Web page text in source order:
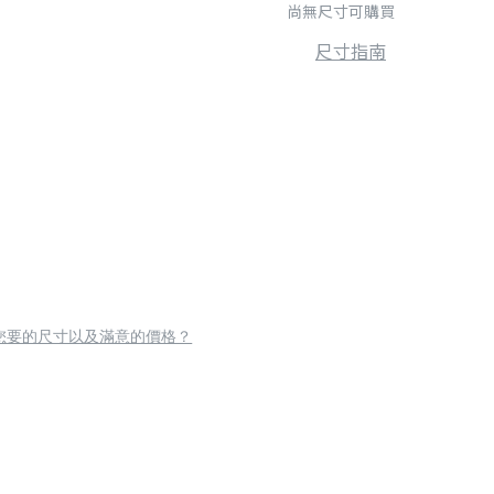
尚無尺寸可購買
尺寸指南
要的尺寸以及滿意的價格？